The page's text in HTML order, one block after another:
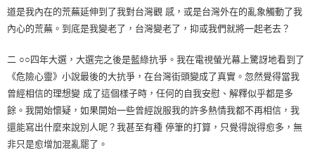
道是我內在的荒蕪延伸到了我對台灣觀 感，或是台灣外在的亂象觸動了我
內心的荒蕪。到底是我變老了，台灣變老了，抑或我們就將一起老去？
二 ○○四年大選，大選完之後是藍綠抗爭。我在電視螢光幕上驚訝地看到了
《危險心靈》小說最後的大抗爭，在台灣街頭變成了真實。忽然覺得當我
曾經相信的理想變 成了這個樣子時，任何的自我安慰、解釋似乎都是多
餘。我開始懷疑，如果開始一些曾經說服我的許多熱情我都不再相信，我
還能寫出什麼來說別人呢？我甚至有種 停筆的打算，只覺得說得愈多，無
非只是愈增加混亂罷了。